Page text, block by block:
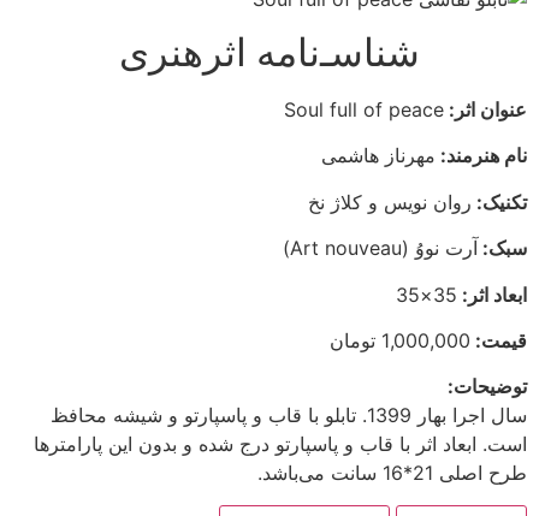
شناسـ‌نامه اثرهنری
عنوان اثر: Soul full of peace
نام هنرمند: مهرناز هاشمی
تکنیک: روان نویس و کلاژ نخ
سبک: آرت نووُ (Art nouveau)
ابعاد اثر: 35×35
قیمت: 1,000,000 تومان
توضیحات:
سال اجرا بهار 1399. تابلو با قاب و پاسپارتو و شیشه محافظ
است. ابعاد اثر با قاب و پاسپارتو درج شده و بدون این پارامترها
طرح اصلی 21*16 سانت می‌باشد.